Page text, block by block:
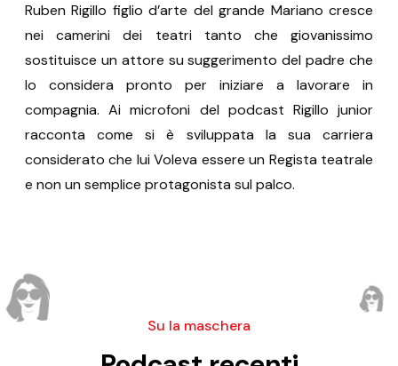
Ruben Rigillo figlio d’arte del grande Mariano cresce
nei camerini dei teatri tanto che giovanissimo
sostituisce un attore su suggerimento del padre che
lo considera pronto per iniziare a lavorare in
compagnia. Ai microfoni del podcast Rigillo junior
racconta come si è sviluppata la sua carriera
considerato che lui Voleva essere un Regista teatrale
e non un semplice protagonista sul palco.
Su la maschera